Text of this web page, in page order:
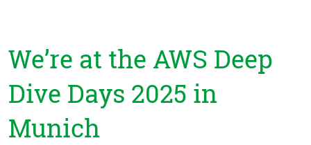
We’re at the AWS Deep
Dive Days 2025 in
Munich